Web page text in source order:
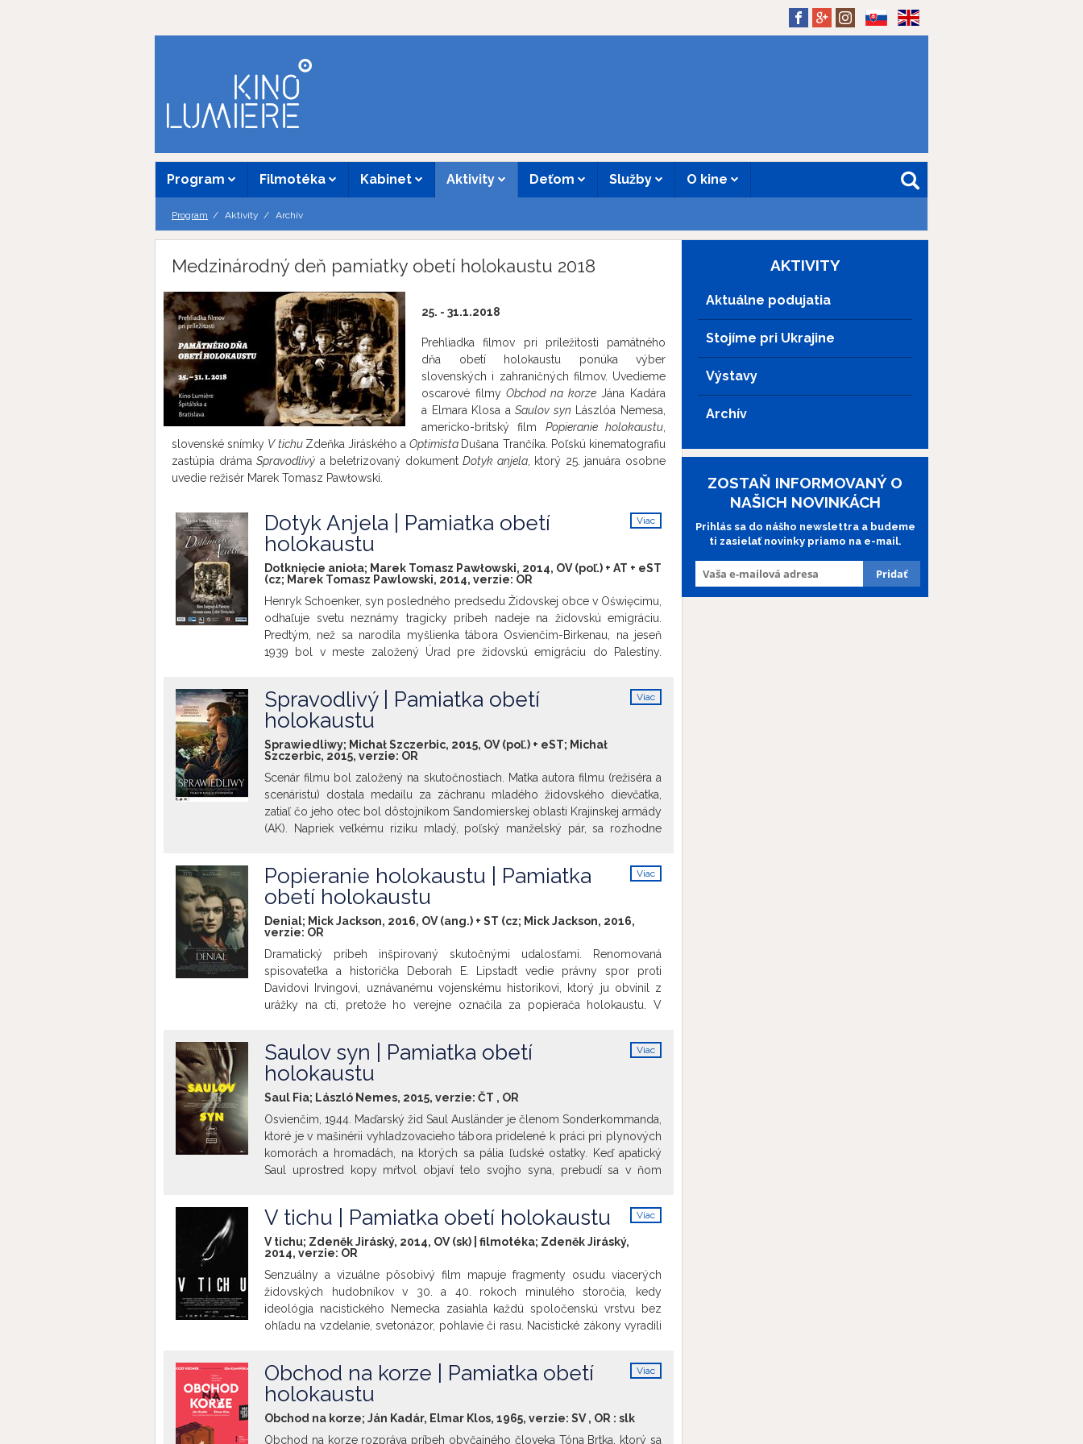
Program Filmotéka Kabinet Aktivity Deťom Služby O kine
Program Aktivity Archív
Medzinárodný deň pamiatky obetí holokaustu 2018
25. - 31.1.2018
Prehliadka filmov pri príležitosti pamätného
dňa obetí holokaustu ponúka výber
slovenských i zahraničných filmov. Uvedieme
oscarové filmyObchod na korzeJána Kadára
a Elmara Klosa aSaulov syn Lászlóa Nemesa,
americko-britský film Popieranie holokaustu
slovenské snímky V tichu Zdeňka Jiráského aOptimista Dušana Trančíka. Poľskú kinematografiu
zastúpia drámaSpravodlivý a beletrizovaný dokumentDotyk anjela, ktorý 25. januára osobne
uvedie režisér Marek Tomasz Pawłowski.
Viac
Dotyk Anjela | Pamiatka obetí
holokaustu
Dotknięcie anioła; Marek Tomasz Pawłowski, 2014, OV (poľ.) + AT + eST
(cz; Marek Tomasz Pawlowski, 2014, verzie: OR
Henryk Schoenker, syn posledného predsedu Židovskej obce v Oświęcimu,
odhaľuje svetu neznámy tragicky príbeh nadeje na židovskú emigráciu.
Predtým, než sa narodila myšlienka tábora Osvienčim-Birkenau, na jeseň
1939 bol v meste založený Úrad pre židovskú emigráciu do Palestíny.
záchranu prichádzalo do obyčajného mesta Oświęcim. Schoenker, ktorý
bol predvolaný do Berlína k Eichmannovi, s veľkou vierou predstavoval
konkrétny plán medzinárodnej akcie. Bohužiaľ, vzhľadom na ľahostajnosť
sveta, myšlienka legálnej emigrácie stroskotala. V súčasnosti sa Henryk
vracia do zrúcanín svojho rodinného sídla, ktoré prinášajú ozveny týchto
udalostí.
Viac
Spravodlivý | Pamiatka obetí
holokaustu
Sprawiedliwy; Michał Szczerbic, 2015, OV (poľ.) + eST; Michał
Szczerbic, 2015, verzie: OR
Scenár filmu bol založený na skutočnostiach. Matka autora filmu (režiséra a
scenáristu) dostala medailu za záchranu mladého židovského dievčatka,
zatiaľ čo jeho otec bol dôstojníkom Sandomierskej oblasti Krajinskej armády
(AK). Napriek veľkému riziku mladý, poľský manželský pár, sa rozhodne
Grabowska) a Jan (Jan Wieczorkowski) urobia všetko, aby zachránili nielen
život Hani, ale aj pomohli jej zostať dieťaťom. Pajtek (Jacek Braciak), ktorý je
považovaný za miestneho šialeného, zohráva tu kľúčovú úlohu, stáva sa
najbližším priateľom dievčaťa, náhradou staršieho brata, ktorý aj v najťažších
chvíľach dokáže odvrátiť jej pozornosť od zlého a nakaziť ju svojou
radosťou zo života.
Viac
Popieranie holokaustu | Pamiatka
obetí holokaustu
Denial; Mick Jackson, 2016, OV (ang.) + ST (cz; Mick Jackson, 2016,
verzie: OR
Dramatický príbeh inšpirovaný skutočnými udalosťami. Renomovaná
spisovateľka a historička Deborah E. Lipstadt vedie právny spor proti
Davidovi Irvingovi, uznávanému vojenskému historikovi, ktorý ju obvinil z
urážky na cti, pretože ho verejne označila za popierača holokaustu. V
udial. Film sa zameriava na fascinujúce okolnosti súdneho prípadu a
prezentuje široký pohľad na nebezpečenstvo revizionizmu. Spisovateľka
zosobňuje nepoddajnú húževnatosť a jej protivník je vydarenou kreáciou
všedného zla, ktoré priťahuje mediálnu pozornosť. Film pútavo pripomína,
že história by sa nikdy nemala zneužívať.
Viac
Saulov syn | Pamiatka obetí
holokaustu
Saul Fia; László Nemes, 2015, verzie: ČT , OR
Osvienčim, 1944. Maďarský žid Saul Ausländer je členom Sonderkommanda,
ktoré je v mašinérii vyhladzovacieho tábora pridelené k práci pri plynových
komorách a hromadách, na ktorých sa pália ľudské ostatky. Keď apatický
Saul uprostred kopy mŕtvol objaví telo svojho syna, prebudí sa v ňom
delirickú cestu koncentračným táborom s jediným cieľom – nájsť rabína.
Viac
V tichu | Pamiatka obetí holokaustu
V tichu; Zdeněk Jiráský, 2014, OV (sk) | filmotéka; Zdeněk Jiráský,
2014, verzie: OR
Senzuálny a vizuálne pôsobivý film mapuje fragmenty osudu viacerých
židovských hudobníkov v 30. a 40. rokoch minulého storočia, kedy
ideológia nacistického Nemecka zasiahla každú spoločenskú vrstvu bez
ohľadu na vzdelanie, svetonázor, pohlavie či rasu. Nacistické zákony vyradili
silného, obrazovo štylizovaného diela s emotívnou hudobnou zložkou,
ktorého ambíciou je vtiahnuť divákov do jedného z najstrašnejších období v
na život a utrpením a ponížením v koncentračných táboroch, kde hudba
Viac
Obchod na korze | Pamiatka obetí
holokaustu
Obchod na korze; Ján Kadár, Elmar Klos, 1965, verzie: SV, OR : slk
Obchod na korze rozpráva príbeh obyčajného človeka Tóna Brtka, ktorý sa
AKTIVITY
Aktuálne podujatia
Stojíme pri Ukrajine
Výstavy
Archív
ZOSTAŇ INFORMOVANÝ O
NAŠICH NOVINKÁCH
Prihlás sa do nášho newslettra a budeme
ti zasielať novinky priamo na e-mail.